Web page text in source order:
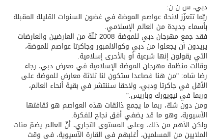
كسوة الكعبة تعتلي البيت العتيق
دبي، س ن ن:
ربّما تتعزّز لائحة عواصم الموضة في غضون السنوات القليلة المقبلة
بأسماء جديدة من العالم الإسلامي.
فقد جمع مهرجان دبي للموضة 2008 ثلّة من العارضين والعارضات
يريدون أن يجعلوا من دبي وكوالالمبور وجاكرتا عواصم للموضة،
التي يقولون إنها شرعية أو بالأحرى إسلامية.
وقالت منظمة مهرجان الموضة الإسلامية في معرض دبي، رجاء
رضا شاه: "من هنا فصاعدا ستكون لنا ثلاثة معارض للموضة على
الأقل في جاكرتا ودبي، ولاحقا سننتشر في بقية أنحاء العالم،
وربما في نيويورك وباريس."
ومن دون شكّ، ربما ما يجمع ذائقات هذه العواصم هو ثقافتها
الآسيوية، وهو ما قد يضفي أفق نجاح للفكرة.
ولكن الأهم من ذلك، وعلى المستوى التجاري، أنّ العالم يضمّ مئات
الملايين من المسلمين، أغلبهم في القارة الآسيوية، في وقت